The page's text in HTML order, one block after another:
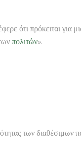
ότι πρόκειται για
πολιτών».
των διαθέσιμων